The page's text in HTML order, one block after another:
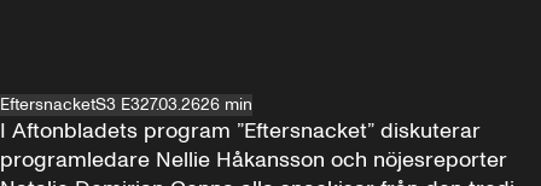
EftersnacketS3 E327.03.2626 min
I Aftonbladets program ”Eftersnacket” diskuterar
programledare Nellie Håkansson och nöjesreporter